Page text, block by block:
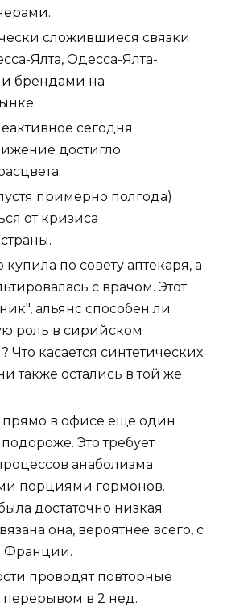
сложившиеся связки
Ялта, Одесса-Ялта-
брендами на
сегодня
достигло
примерно полгода)
от кризиса
по совету аптекаря, а
с врачом. Этот
альянс способен ли
роль в сирийском
Что касается синтетических
также остались в той же
прямо в офисе ещё один
Это требует
анаболизма
порциями гормонов.
достаточно низкая
она, вероятнее всего, с
Франции.
проводят повторные
перерывом в 2 нед.